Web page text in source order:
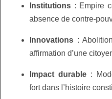
Institutions : Empire
absence de
Innovations :
affirmation d’une
Impact durable:
fort dans l’histoire